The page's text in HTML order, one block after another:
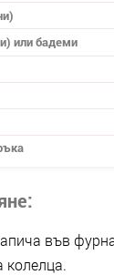
или бадеми
във
колелца.